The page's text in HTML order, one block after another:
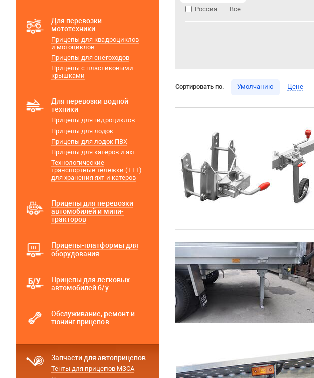
Россия
Все
Сортировать по: Умолчанию Цене
Для перевозки
мототехники
Прицепы для квадроциклов
и мотоциклов
Прицепы для снегоходов
Прицепы с пластиковыми
крышками
Для перевозки водной
техники
Прицепы для гидроциклов
Прицепы для лодок
Прицепы для лодок ПВХ
Прицепы для катеров и яхт
Технологические
транспортные тележки (ТТТ)
для хранения яхт и катеров
Прицепы для перевозки
автомобилей и мини-
тракторов
Прицепы-платформы для
оборудования
Прицепы для легковых
автомобилей б/у
Обслуживание, ремонт и
тюнинг прицепов
Запчасти для автоприцепов
Тенты для прицепов МЗСА